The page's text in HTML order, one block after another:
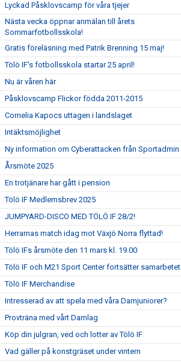
Lyckad Påsklovscamp för våra tjejer
Nästa vecka öppnar anmälan till årets
Sommarfotbollsskola!
Gratis föreläsning med Patrik Brenning 15 maj!
Tölö IF's fotbollsskola startar 25 april!
Nu är våren här
Påsklovscamp Flickor födda 2011-2015
Cornelia Kapocs uttagen i landslaget
Intäktsmöjlighet
Ny information om Cyberattacken från Sportadmin
Årsmöte 2025
En trotjänare har gått i pension
Tölö IF Medlemsbrev 2025
JUMPYARD-DISCO MED TÖLÖ IF 28/2!
Herrarnas match idag mot Växjö Norra flyttad!
Tölö IFs årsmöte den 11 mars kl. 19.00
Tölö IF och M21 Sport Center fortsätter samarbetet
Tölö IF Merchandise
Intresserad av att spela med våra Damjuniorer?
Provträna med vårt Damlag
Köp din julgran, ved och lotter av Tölö IF
Vad gäller på konstgräset under vintern